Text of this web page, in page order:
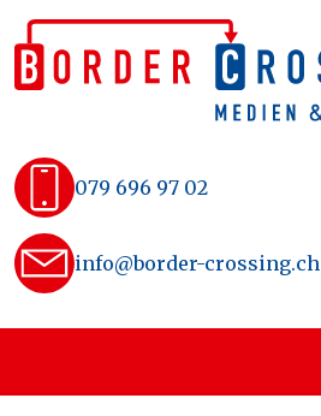
Skip
to
content
079 696 97 02
info@border-crossing.ch